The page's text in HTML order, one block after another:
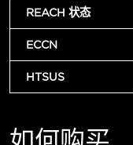
REACH 状态
ECCN
HTSUS